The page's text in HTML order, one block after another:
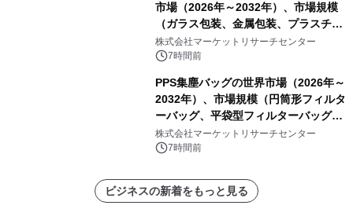
市場（2026年～2032年）、市場規模
（ガラス包装、金属包装、プラスチッ
ク包装、その他）・分析レポートを発
表
株式会社マーケットリサーチセンター
7時間前
PPS集塵バッグの世界市場（2026年～
2032年）、市場規模（円筒形フィルタ
ーバッグ、平袋型フィルターバッグ、
プリーツフィルターバッグ、その
他）・分析レポートを発表
株式会社マーケットリサーチセンター
7時間前
ビジネスの新着をもっと見る